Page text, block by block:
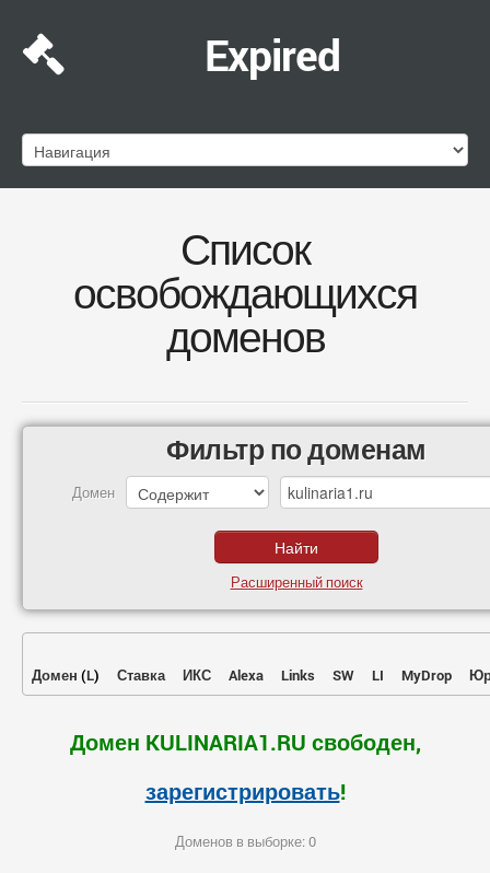
Expired
Список
освобождающихся
доменов
Фильтр по доменам
Домен
Расширенный поиск
Домен (L) Ставка ИКС Alexa Links SW LI MyDrop
Домен KULINARIA1.RU свободен,
зарегистрировать!
Доменов в выборке: 0